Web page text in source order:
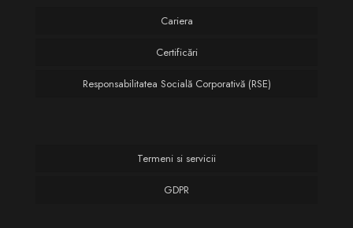
Cariera
Certificări
Responsabilitatea Socială Corporativă (RSE)
Termeni si servicii
GDPR